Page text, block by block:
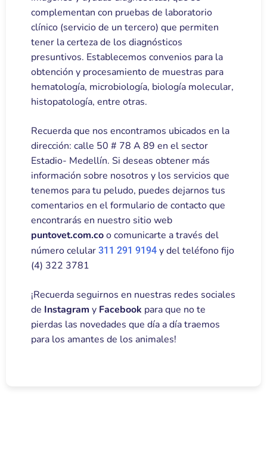
complementan con pruebas de laboratorio
clínico (servicio de un tercero) que permiten
tener la certeza de los diagnósticos
presuntivos. Establecemos convenios para la
obtención y procesamiento de muestras para
hematología, microbiología, biología molecular,
histopatología, entre otras.
Recuerda que nos encontramos ubicados en la
dirección: calle 50 # 78 A 89 en el sector
Estadio- Medellín. Si deseas obtener más
información sobre nosotros y los servicios que
tenemos para tu peludo, puedes dejarnos tus
comentarios en el formulario de contacto que
encontrarás en nuestro sitio web
puntovet.com.coo comunicarte a través del
número celular 311 291 9194 y del teléfono fijo
(4) 322 3781
¡Recuerda seguirnos en nuestras redes sociales
de Instagram y Facebook para que no te
pierdas las novedades que día a día traemos
para los amantes de los animales!